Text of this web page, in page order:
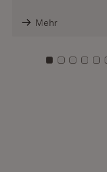
Mehr
Zu Kachel:
ZuZuZu